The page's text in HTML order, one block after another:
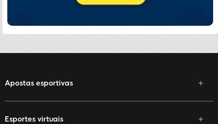
Apostas esportivas
Esportes virtuais